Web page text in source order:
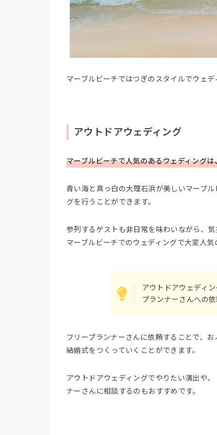
マーブルビーチではつぎのスタイルでウェ
アウトドアウェディング
マーブルビーチで人気のあるウェディング
青い海と真っ白の大理石浜が美しいマーブ
グを行うことができます。
参列するゲストも非日常を味わいながら、
マーブルビーチでのウェディングで大変人
アウトドアウェディ
プランナーさんへの
フリープランナーさんに依頼することで、
結婚式をつくっていくことができます。
アウトドアウェディングでやりたい演出や
ナーさんに相談するのもおすすめです。